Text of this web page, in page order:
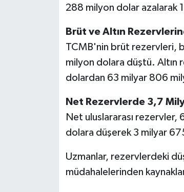
288 milyon dolar azalarak
Brüt ve Altın
TCMB'nin brüt rezervleri,
milyon dolara düştü. Altın
dolardan 63 milyar 806
Net Rezervlerde 3,7
Net uluslararası
dolara düşerek 3 milyar
Uzmanlar, rezervlerdeki
müdahalelerinden